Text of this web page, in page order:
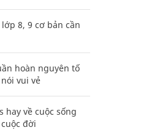
8, 9 cơ bản cần
hoàn nguyên tố
vui vẻ
hay về cuộc sống
đời